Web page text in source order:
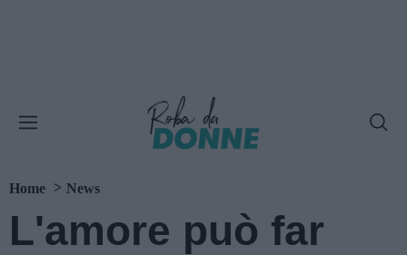
Home News
L'amore può far